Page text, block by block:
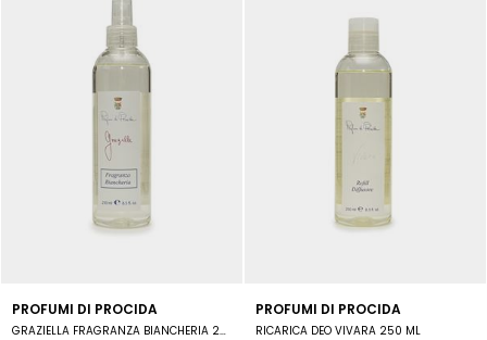
PROFUMI DI PROCIDA
GRAZIELLA FRAGRANZA BIANCHERIA 250ML
PROFUMI DI PROCIDA
RICARICA DEO VIVARA 250 ML